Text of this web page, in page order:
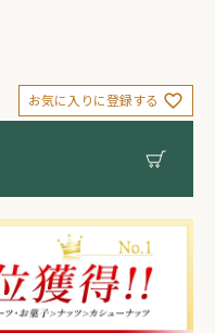
お気に入りに登録する